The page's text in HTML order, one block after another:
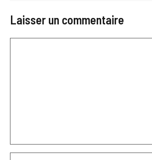
Laisser un commentaire